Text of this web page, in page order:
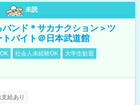
未読
バンド＊サカナクション＞ツ
バイト＠日本武道館
社会人未経験OK
大学生歓迎
給あり